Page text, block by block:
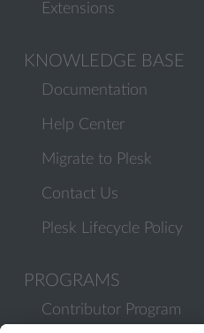
Extensions
KNOWLEDGE BASE
Documentation
Help Center
Migrate to Plesk
Contact Us
Plesk Lifecycle Policy
PROGRAMS
Contributor Program